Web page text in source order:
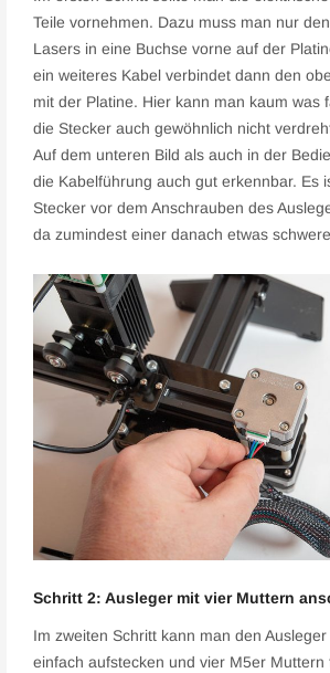
Teile vornehmen. Dazu muss man nur
Lasers in eine Buchse vorne auf der
ein weiteres Kabel verbindet dann den
mit der Platine. Hier kann man kaum was
die Stecker auch gewöhnlich nicht
Auf dem unteren Bild als auch in der
die Kabelführung auch gut erkennbar. Es
Stecker vor dem Anschrauben des
da zumindest einer danach etwas
Schritt 2: Ausleger mit vier Muttern
Im zweiten Schritt kann man den
einfach aufstecken und vier M5er Muttern